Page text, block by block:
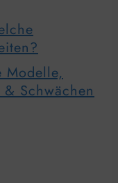
Modelle,
Schwächen